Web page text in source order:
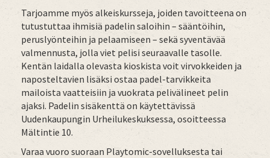
Tarjoamme myös alkeiskursseja, joiden tavoitteena on
tutustuttaa ihmisiä padelin saloihin – sääntöihin,
peruslyönteihin ja pelaamiseen – sekä syventävää
valmennusta, jolla viet pelisi seuraavalle tasolle.
Kentän laidalla olevasta kioskista voit virvokkeiden ja
naposteltavien lisäksi ostaa padel-tarvikkeita
mailoista vaatteisiin ja vuokrata pelivälineet pelin
ajaksi. Padelin sisäkenttä on käytettävissä
Uudenkaupungin Urheilukeskuksessa, osoitteessa
Mältintie 10.
Varaa vuoro suoraan Playtomic-sovelluksesta tai